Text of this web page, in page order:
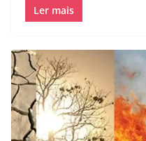
Ler mais